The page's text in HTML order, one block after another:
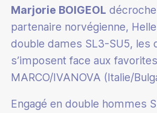
Marjorie BOIGEOL décroche
partenaire norvégienne,
double dames SL3-SU5, les
s’imposent face aux
MARCO/IVANOVA (Italie/
Engagé en double hommes